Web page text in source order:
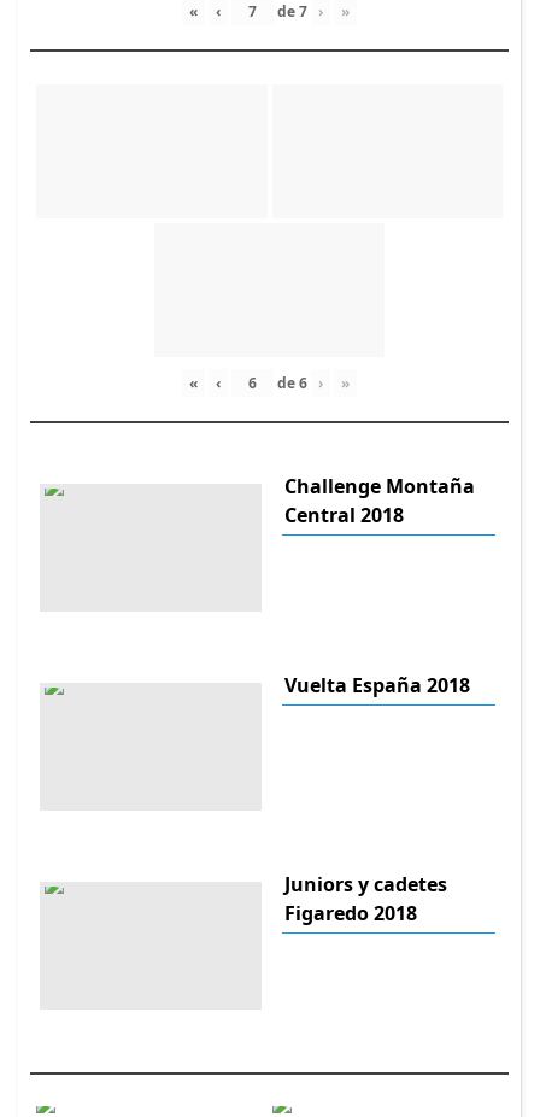
« ‹ de7 › »
« ‹ de6 › »
Challenge Montaña
Central 2018
Vuelta España 2018
Juniors y cadetes
Figaredo 2018